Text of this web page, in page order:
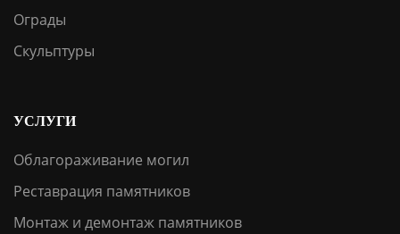
Ограды
Скульптуры
УСЛУГИ
Облагораживание могил
Реставрация памятников
Монтаж и демонтаж памятников